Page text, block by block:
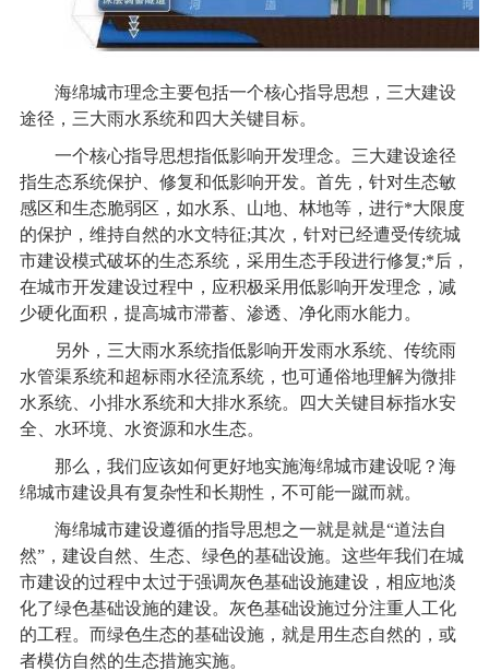
海绵城市理念主要包括一个核心指导思想，三大建设
途径，三大雨水系统和四大关键目标。
一个核心指导思想指低影响开发理念。三大建设途径
指生态系统保护、修复和低影响开发。首先，针对生态敏
感区和生态脆弱区，如水系、山地、林地等，进行*大限度
的保护，维持自然的水文特征;其次，针对已经遭受传统城
市建设模式破坏的生态系统，采用生态手段进行修复;*后，
在城市开发建设过程中，应积极采用低影响开发理念，减
少硬化面积，提高城市滞蓄、渗透、净化雨水能力。
另外，三大雨水系统指低影响开发雨水系统、传统雨
水管渠系统和超标雨水径流系统，也可通俗地理解为微排
水系统、小排水系统和大排水系统。四大关键目标指水安
全、水环境、水资源和水生态。
那么，我们应该如何更好地实施海绵城市建设呢？海
绵城市建设具有复杂性和长期性，不可能一蹴而就。
海绵城市建设遵循的指导思想之一就是就是“道法自
然”，建设自然、生态、绿色的基础设施。这些年我们在城
市建设的过程中太过于强调灰色基础设施建设，相应地淡
化了绿色基础设施的建设。灰色基础设施过分注重人工化
的工程。而绿色生态的基础设施，就是用生态自然的，或
者模仿自然的生态措施实施。